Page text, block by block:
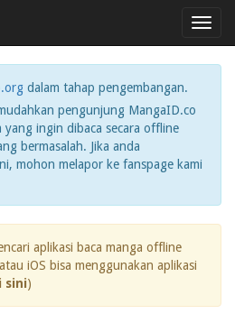
dalam tahap pengembangan.
pengunjung MangaID.co
ingin dibaca secara offline
bermasalah. Jika anda
mohon melapor ke fanspage kami
aplikasi baca manga offline
iOS bisa menggunakan aplikasi
sini)